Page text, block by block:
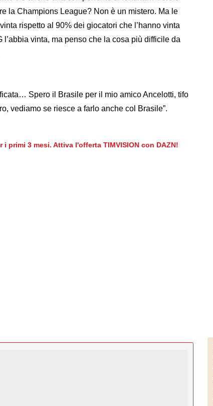
la Champions League? Non è un mistero. Ma le
rispetto al 90% dei giocatori che l’hanno vinta
vinta, ma penso che la cosa più difficile da
Spero il Brasile per il mio amico Ancelotti, tifo
vediamo se riesce a farlo anche col Brasile”.
i primi 3 mesi. Attiva l'offerta TIMVISION con DAZN!